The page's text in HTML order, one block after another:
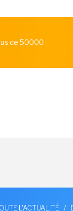
de 50000
L'ACTUALITÉ /